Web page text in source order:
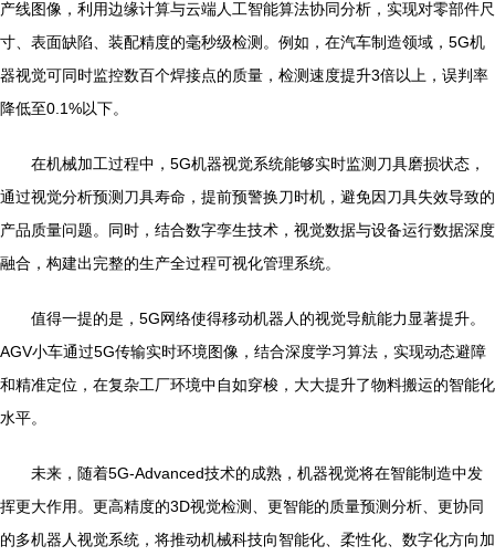
产线图像，利用边缘计算与云端人工智能算法协同分析，实现对零部件尺
寸、表面缺陷、装配精度的毫秒级检测。例如，在汽车制造领域，5G机
器视觉可同时监控数百个焊接点的质量，检测速度提升3倍以上，误判率
降低至0.1%以下。
在机械加工过程中，5G机器视觉系统能够实时监测刀具磨损状态，
通过视觉分析预测刀具寿命，提前预警换刀时机，避免因刀具失效导致的
产品质量问题。同时，结合数字孪生技术，视觉数据与设备运行数据深度
融合，构建出完整的生产全过程可视化管理系统。
值得一提的是，5G网络使得移动机器人的视觉导航能力显著提升。
AGV小车通过5G传输实时环境图像，结合深度学习算法，实现动态避障
和精准定位，在复杂工厂环境中自如穿梭，大大提升了物料搬运的智能化
水平。
未来，随着5G-Advanced技术的成熟，机器视觉将在智能制造中发
挥更大作用。更高精度的3D视觉检测、更智能的质量预测分析、更协同
的多机器人视觉系统，将推动机械科技向智能化、柔性化、数字化方向加